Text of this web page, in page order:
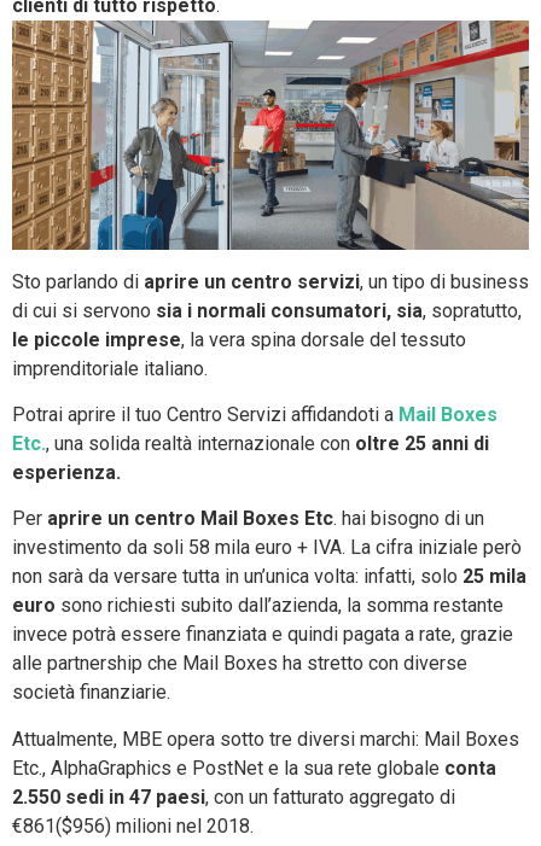
clienti di tutto rispetto.
Sto parlando di aprire un centro servizi, un tipo di business
di cui si servono sia i normali consumatori, sia, sopratutto,
le piccole imprese, la vera spina dorsale del tessuto
imprenditoriale italiano.
Potrai aprire il tuo Centro Servizi affidandoti a Mail Boxes
Etc., una solida realtà internazionale con oltre 25 anni di
esperienza.
Per aprire un centro Mail Boxes Etc. hai bisogno di un
investimento da soli 58 mila euro + IVA. La cifra iniziale però
non sarà da versare tutta in un’unica volta: infatti, solo 25 mila
euro sono richiesti subito dall’azienda, la somma restante
invece potrà essere finanziata e quindi pagata a rate, grazie
alle partnership che Mail Boxes ha stretto con diverse
società finanziarie.
Attualmente, MBE opera sotto tre diversi marchi: Mail Boxes
Etc., AlphaGraphics e PostNet e la sua rete globale conta
2.550 sedi in 47 paesi, con un fatturato aggregato di
€861($956) milioni nel 2018.